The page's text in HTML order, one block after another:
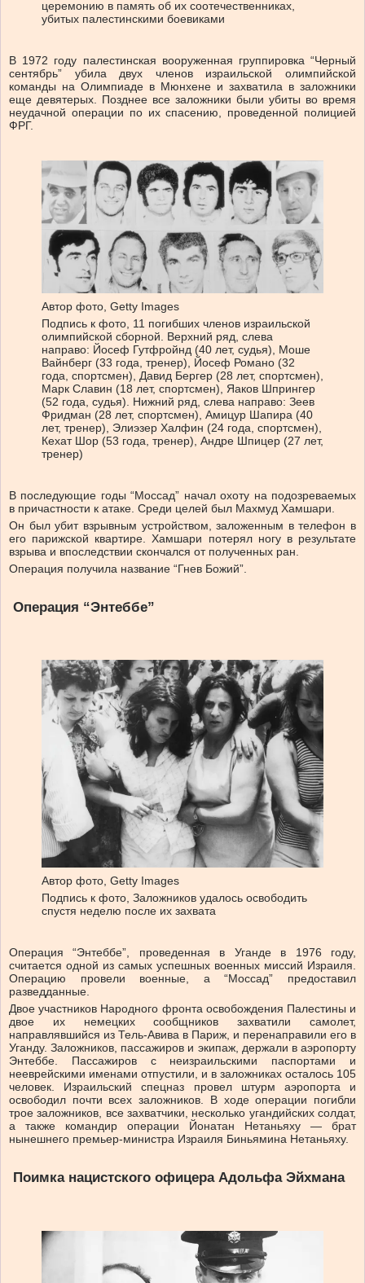
церемонию в память об их соотечественниках,
убитых палестинскими боевиками
В 1972 году палестинская вооруженная группировка “Черный
сентябрь” убила двух членов израильской олимпийской
команды на Олимпиаде в Мюнхене и захватила в заложники
еще девятерых. Позднее все заложники были убиты во время
неудачной операции по их спасению, проведенной полицией
ФРГ.
Автор фото, Getty Images
Подпись к фото, 11 погибших членов израильской
олимпийской сборной. Верхний ряд, слева
направо: Йосеф Гутфройнд (40 лет, судья), Моше
Вайнберг (33 года, тренер), Йосеф Романо (32
года, спортсмен), Давид Бергер (28 лет, спортсмен),
Марк Славин (18 лет, спортсмен), Яаков Шпрингер
(52 года, судья). Нижний ряд, слева направо: Зеев
Фридман (28 лет, спортсмен), Амицур Шапира (40
лет, тренер), Элиэзер Халфин (24 года, спортсмен),
Кехат Шор (53 года, тренер), Андре Шпицер (27 лет,
тренер)
В последующие годы “Моссад” начал охоту на подозреваемых
в причастности к атаке. Среди целей был Махмуд Хамшари.
Он был убит взрывным устройством, заложенным в телефон в
его парижской квартире. Хамшари потерял ногу в результате
взрыва и впоследствии скончался от полученных ран.
Операция получила название “Гнев Божий”.
Операция “Энтеббе”
Автор фото, Getty Images
Подпись к фото, Заложников удалось освободить
спустя неделю после их захвата
Операция “Энтеббе”, проведенная в Уганде в 1976 году,
считается одной из самых успешных военных миссий Израиля.
Операцию провели военные, а “Моссад” предоставил
разведданные.
Двое участников Народного фронта освобождения Палестины и
двое их немецких сообщников захватили самолет,
направлявшийся из Тель-Авива в Париж, и перенаправили его в
Уганду. Заложников, пассажиров и экипаж, держали в аэропорту
Энтеббе. Пассажиров с неизраильскими паспортами и
нееврейскими именами отпустили, и в заложниках осталось 105
человек. Израильский спецназ провел штурм аэропорта и
освободил почти всех заложников. В ходе операции погибли
трое заложников, все захватчики, несколько угандийских солдат,
а также командир операции Йонатан Нетаньяху — брат
нынешнего премьер-министра Израиля Биньямина Нетаньяху.
Поимка нацистского офицера Адольфа Эйхмана